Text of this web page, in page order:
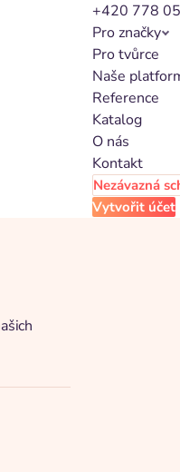
+420 778
Pro značky
Pro tvůrce
Naše
Reference
Katalog
O nás
Kontakt
Nezávazná
Vytvořit účet